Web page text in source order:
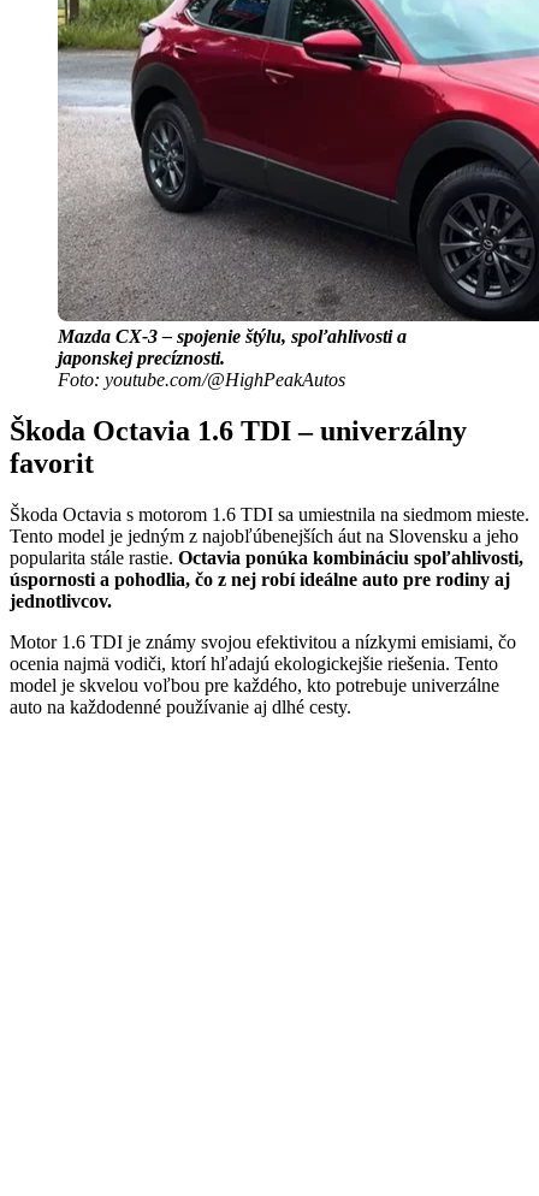
Mazda CX-3 – spojenie štýlu, spoľahlivosti a
japonskej precíznosti.
Foto: youtube.com/@HighPeakAutos
Škoda Octavia 1.6 TDI – univerzálny
favorit
Škoda Octavia s motorom 1.6 TDI sa umiestnila na siedmom mieste.
Tento model je jedným z najobľúbenejších áut na Slovensku a jeho
popularita stále rastie. Octavia ponúka kombináciu spoľahlivosti,
úspornosti a pohodlia, čo z nej robí ideálne auto pre rodiny aj
jednotlivcov.
Motor 1.6 TDI je známy svojou efektivitou a nízkymi emisiami, čo
ocenia najmä vodiči, ktorí hľadajú ekologickejšie riešenia. Tento
model je skvelou voľbou pre každého, kto potrebuje univerzálne
auto na každodenné používanie aj dlhé cesty.